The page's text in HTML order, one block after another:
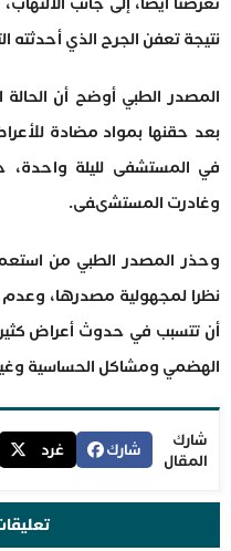
نتيجة تعفن الجرح الذي أحدثته
المصدر الطبي أوضح أن
بعد حقنها بمواد مضادة
في المستشفى لليلة واحدة،
وغادرت المستشىفى.
وحذر المصدر الطبي من
نظرا لمجهولية مصدرها،
أن تتسبب في حدوث أعراض
الهضمي ومشاكل الحساسية
شارك
المقال
شارك غرد
تعليقات